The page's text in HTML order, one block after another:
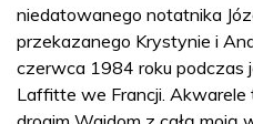
niedatowanego notatnika
przekazanego Krystynie i
czerwca 1984 roku
Laffitte we Francji. Akwarele